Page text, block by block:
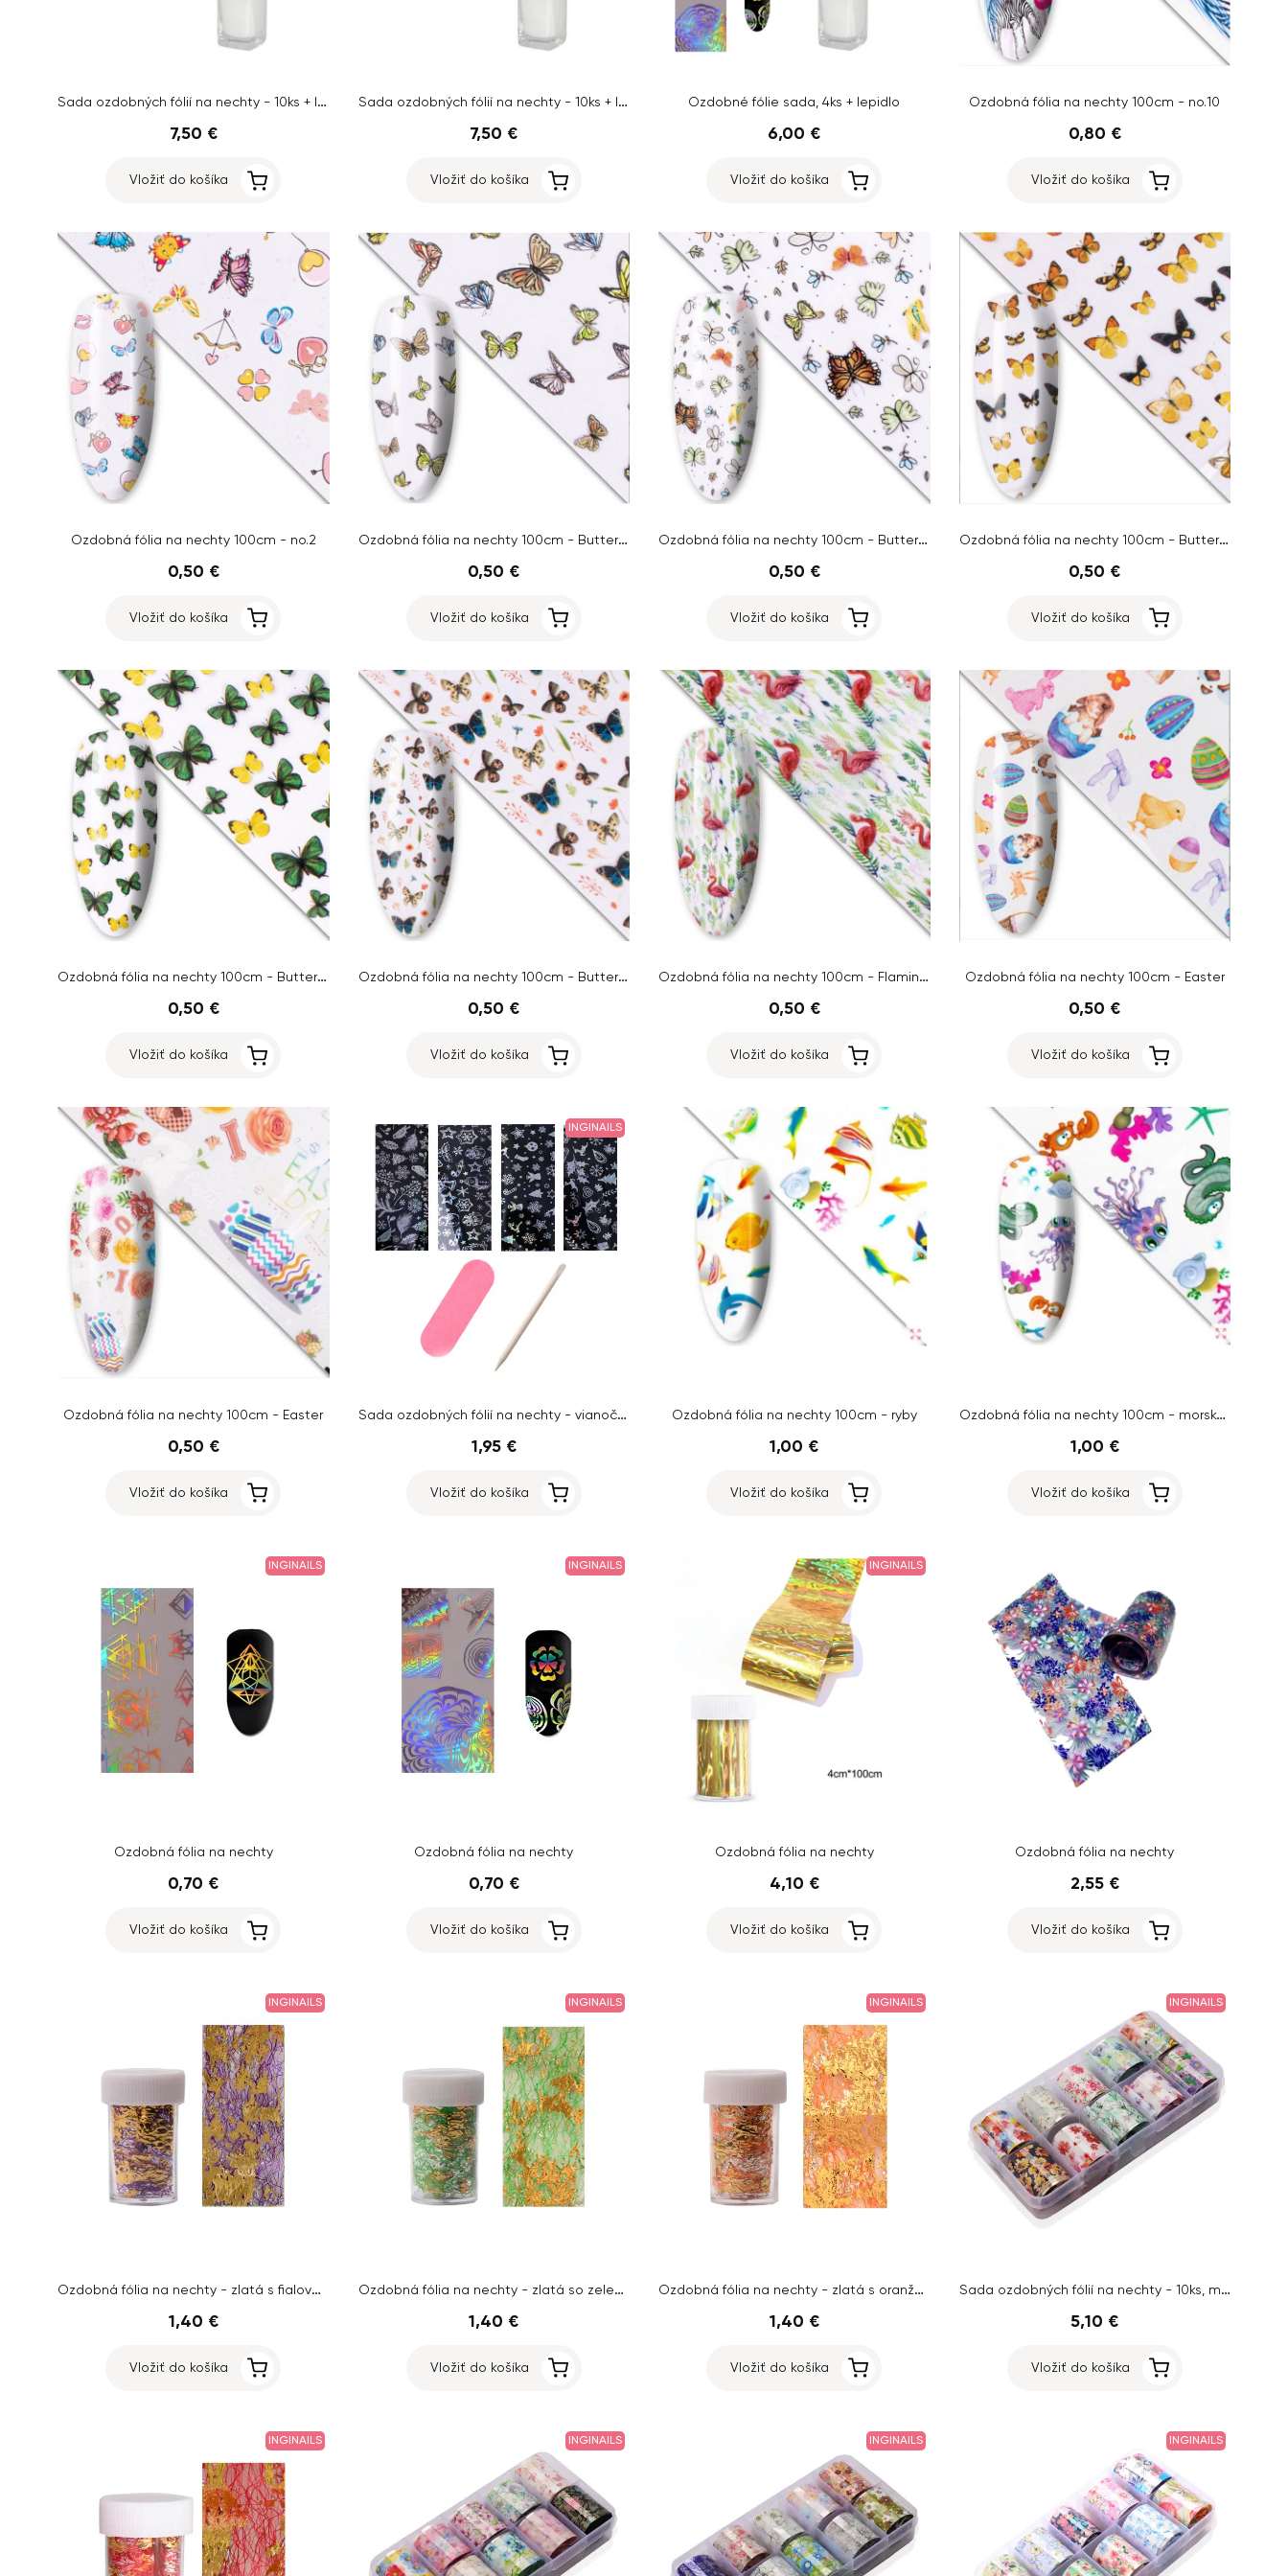
Sada ozdobných fólií na nechty - 10ks + lepidlo
7,50 €
Vložiť do košíka
Sada ozdobných fólií na nechty - 10ks + lepidlo
7,50 €
Vložiť do košíka
Ozdobné fólie sada, 4ks + lepidlo
6,00 €
Vložiť do košíka
Ozdobná fólia na nechty 100cm - no.10
0,80 €
Vložiť do košíka
Ozdobná fólia na nechty 100cm - no.2
0,50 €
Vložiť do košíka
Ozdobná fólia na nechty 100cm - Butterfly no.7, mix
0,50 €
Vložiť do košíka
Ozdobná fólia na nechty 100cm - Butterfly, mix
0,50 €
Vložiť do košíka
Ozdobná fólia na nechty 100cm - Butterfly, žltý
0,50 €
Vložiť do košíka
Ozdobná fólia na nechty 100cm - Butterfly
0,50 €
Vložiť do košíka
Ozdobná fólia na nechty 100cm - Butterfly
0,50 €
Vložiť do košíka
Ozdobná fólia na nechty 100cm - Flamingo
0,50 €
Vložiť do košíka
Ozdobná fólia na nechty 100cm - Easter
0,50 €
Vložiť do košíka
Ozdobná fólia na nechty 100cm - Easter
0,50 €
Vložiť do košíka
INGINAILS
Sada ozdobných fólií na nechty - vianočné motívy
1,95 €
Vložiť do košíka
Ozdobná fólia na nechty 100cm - ryby
1,00 €
Vložiť do košíka
Ozdobná fólia na nechty 100cm - morské živočíchy
1,00 €
Vložiť do košíka
INGINAILS
Ozdobná fólia na nechty
0,70 €
Vložiť do košíka
INGINAILS
Ozdobná fólia na nechty
0,70 €
Vložiť do košíka
INGINAILS
Ozdobná fólia na nechty
4,10 €
Vložiť do košíka
Ozdobná fólia na nechty
2,55 €
Vložiť do košíka
INGINAILS
Ozdobná fólia na nechty - zlatá s fialovou sieťkou
1,40 €
Vložiť do košíka
INGINAILS
Ozdobná fólia na nechty - zlatá so zelenou sieťkou
1,40 €
Vložiť do košíka
INGINAILS
Ozdobná fólia na nechty - zlatá s oranžovou sieťkou
1,40 €
Vložiť do košíka
INGINAILS
Sada ozdobných fólií na nechty - 10ks, motív kvetov
5,10 €
Vložiť do košíka
INGINAILS INGINAILS INGINAILS INGINAILS